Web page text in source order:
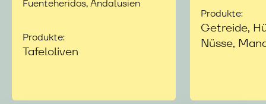
Fuenteheridos, Andalusien
Produkte:
Tafeloliven
Produkte:
Getreide,
Nüsse,